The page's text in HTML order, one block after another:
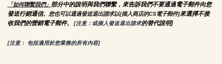
「如何聯繫我們」 部分中的說明與我們聯繫，來告訴我們不要通過電子郵件向您
發送行銷通信。您也可以通過發送退出請求以{插入商店的CS電子郵件]來選擇不接
收我們的營銷電子郵件。 [注意：或插入發送退出請求的替代說明]
[注意： 包括適用於您業務的所有內容]